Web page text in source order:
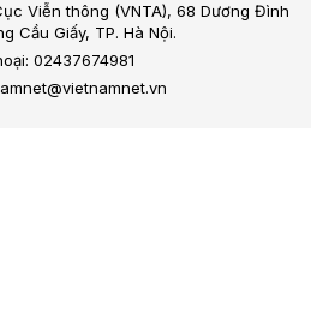
Viễn thông (VNTA), 68 Dương Đình
Cầu Giấy, TP. Hà Nội.
02437674981